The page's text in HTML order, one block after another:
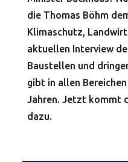
die Thomas Böhm
Klimaschutz,
aktuellen Interview
Baustellen und
gibt in allen
Jahren. Jetzt kommt
dazu.